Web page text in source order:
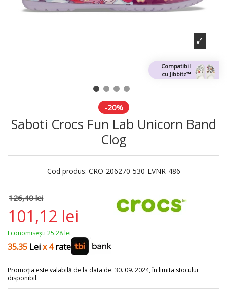
Compatibil
cu Jibbitz™
-20%
Saboti Crocs Fun Lab Unicorn Band
Clog
Cod produs: CRO-206270-530-LVNR-486
101,12 lei
126,40 lei
Economisești 25.28 lei
35.35 Leix 4rate
Promoția este valabilă de la data de: 30. 09. 2024, în limita stocului
disponibil.